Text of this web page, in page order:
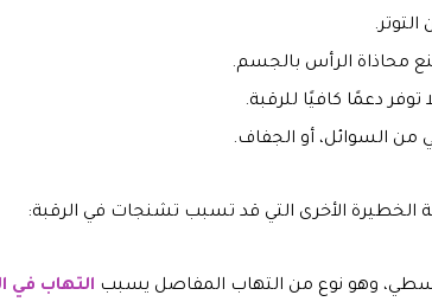
محاذاة الرأس بالجسم.
دعمًا كافيًا للرقبة.
السوائل، أو الجفاف.
الخطيرة الأخرى التي قد تسبب تشنجات في الرقبة:
وهو نوع من التهاب المفاصل يسبب التهاب في